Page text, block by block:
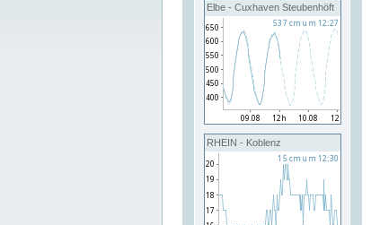
Elbe - Cuxhaven Steubenhöft
RHEIN - Koblenz